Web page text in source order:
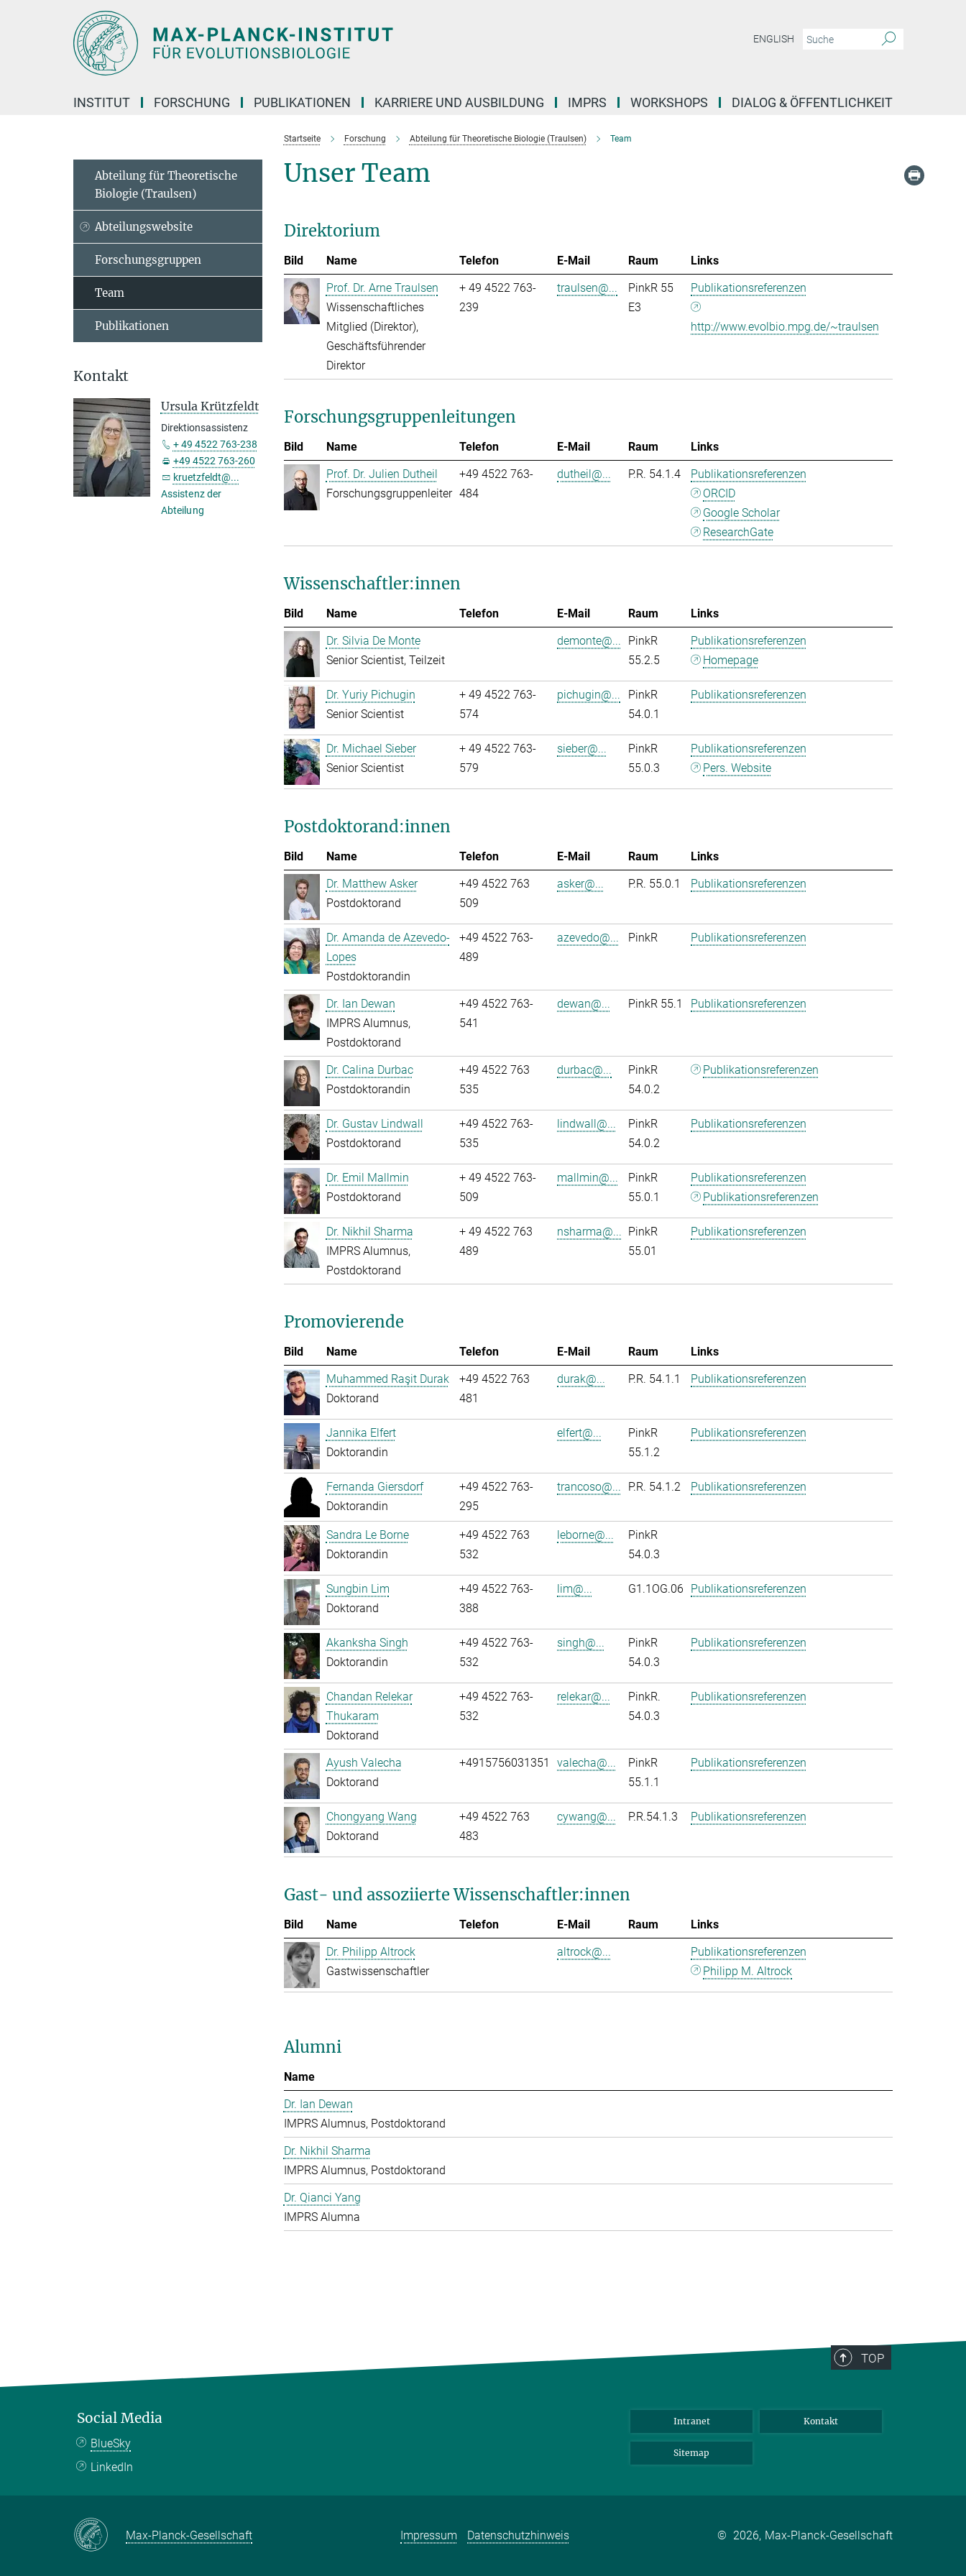
ENGLISH
INSTITUT FORSCHUNG PUBLIKATIONEN KARRIERE UND AUSBILDUNG IMPRS WORKSHOPS DIALOG & ÖFFENTLICHKEIT
Startseite Forschung Abteilung für Theoretische Biologie (Traulsen) Team
Unser Team
Direktorium
Bild Name Telefon E-Mail Raum
Links
Prof. Dr. Arne Traulsen
Wissenschaftliches
Mitglied (Direktor),
Geschäftsführender
Direktor
+ 49 4522 763-
239
traulsen@...
PinkR 55
E3
Publikationsreferenzen
http://www.evolbio.mpg.de/~traulsen
Forschungsgruppenleitungen
Bild Name Telefon E-Mail Raum
Links
Prof. Dr. Julien Dutheil
Forschungsgruppenleiter
+49 4522 763-
484
dutheil@... P.R. 54.1.4
Publikationsreferenzen
ORCID
Google Scholar
ResearchGate
Wissenschaftler:innen
Bild Name Telefon E-Mail Raum
Links
Dr. Silvia De Monte
Senior Scientist, Teilzeit
demonte@...
PinkR
55.2.5
Publikationsreferenzen
Homepage
Dr. Yuriy Pichugin
Senior Scientist
+ 49 4522 763-
574
pichugin@...
PinkR
54.0.1
Publikationsreferenzen
Dr. Michael Sieber
Senior Scientist
+ 49 4522 763-
579
sieber@...
PinkR
55.0.3
Publikationsreferenzen
Pers. Website
Postdoktorand:innen
Bild Name Telefon E-Mail Raum
Links
Dr. Matthew Asker
Postdoktorand
+49 4522 763
509
asker@... P.R. 55.0.1 Publikationsreferenzen
Dr. Amanda de Azevedo-
Lopes
Postdoktorandin
+49 4522 763-
489
azevedo@... PinkR Publikationsreferenzen
Dr. Ian Dewan
IMPRS Alumnus,
Postdoktorand
+49 4522 763-
541
dewan@... PinkR 55.1 Publikationsreferenzen
Dr. Calina Durbac
Postdoktorandin
+49 4522 763
535
durbac@...
PinkR
54.0.2
Publikationsreferenzen
Dr. Gustav Lindwall
Postdoktorand
+49 4522 763-
535
lindwall@...
PinkR
54.0.2
Publikationsreferenzen
Dr. Emil Mallmin
Postdoktorand
+ 49 4522 763-
509
mallmin@...
PinkR
55.0.1
Publikationsreferenzen
Publikationsreferenzen
Dr. Nikhil Sharma
IMPRS Alumnus,
Postdoktorand
+ 49 4522 763
489
nsharma@... PinkR
55.01
Publikationsreferenzen
Promovierende
Bild Name Telefon E-Mail Raum
Links
Muhammed Raşit Durak
Doktorand
+49 4522 763
481
durak@... P.R. 54.1.1 Publikationsreferenzen
Jannika Elfert
Doktorandin
elfert@...
PinkR
55.1.2
Publikationsreferenzen
Fernanda Giersdorf
Doktorandin
+49 4522 763-
295
trancoso@... P.R. 54.1.2 Publikationsreferenzen
Sandra Le Borne
Doktorandin
+49 4522 763
532
leborne@...
PinkR
54.0.3
Sungbin Lim
Doktorand
+49 4522 763-
388
lim@... G1.1OG.06 Publikationsreferenzen
Akanksha Singh
Doktorandin
+49 4522 763-
532
singh@...
PinkR
54.0.3
Publikationsreferenzen
Chandan Relekar
Thukaram
Doktorand
+49 4522 763-
532
relekar@...
PinkR.
54.0.3
Publikationsreferenzen
Ayush Valecha
Doktorand
+4915756031351 valecha@...
PinkR
55.1.1
Publikationsreferenzen
Chongyang Wang
Doktorand
+49 4522 763
483
cywang@... P.R.54.1.3 Publikationsreferenzen
Gast- und assoziierte Wissenschaftler:innen
Bild Name Telefon E-Mail Raum
Links
Dr. Philipp Altrock
Gastwissenschaftler
altrock@...
Publikationsreferenzen
Philipp M. Altrock
Alumni
Name
Dr. Ian Dewan
IMPRS Alumnus, Postdoktorand
Dr. Nikhil Sharma
IMPRS Alumnus, Postdoktorand
Dr. Qianci Yang
IMPRS Alumna
Abteilung für Theoretische
Biologie (Traulsen)
Abteilungswebsite
Forschungsgruppen
Team
Publikationen
Kontakt
Ursula Krützfeldt
Direktionsassistenz
+ 49 4522 763-238
+49 4522 763-260
kruetzfeldt@...
Assistenz der
Abteilung
TOP
Social Media
BlueSky
LinkedIn
Intranet Kontakt
Sitemap
Max-Planck-Gesellschaft Impressum Datenschutzhinweis © 2026, Max-Planck-Gesellschaft